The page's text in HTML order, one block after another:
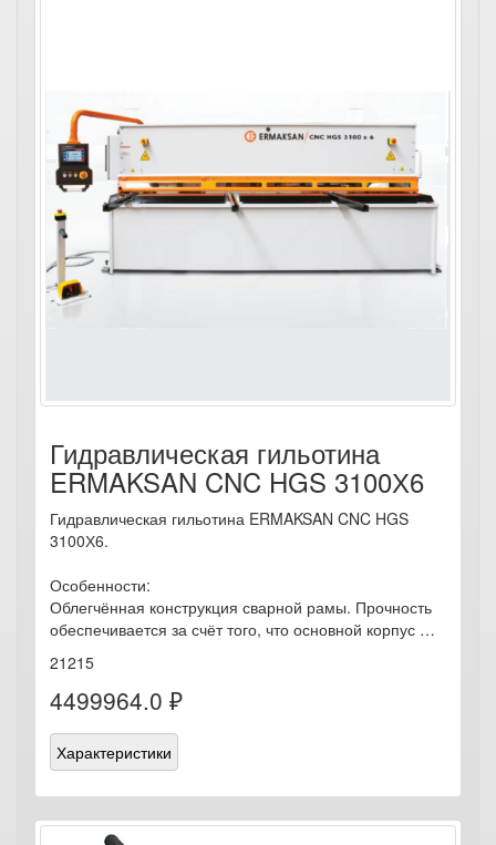
Гидравлическая гильотина
ERMAKSAN CNC HGS 3100Х6
Гидравлическая гильотина ERMAKSAN CNC HGS
3100Х6.
Особенности:
Облегчённая конструкция сварной рамы. Прочность
обеспечивается за счёт того, что основной корпус …
21215
4499964.0 ₽
Характеристики